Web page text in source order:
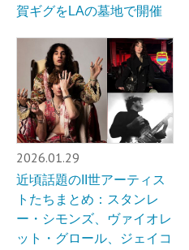
賀ギグをLAの墓地で開催
2026.01.29
近頃話題のII世アーティス
トたちまとめ：スタンレ
ー・シモンズ、ヴァイオレ
ット・グロール、ジェイコ